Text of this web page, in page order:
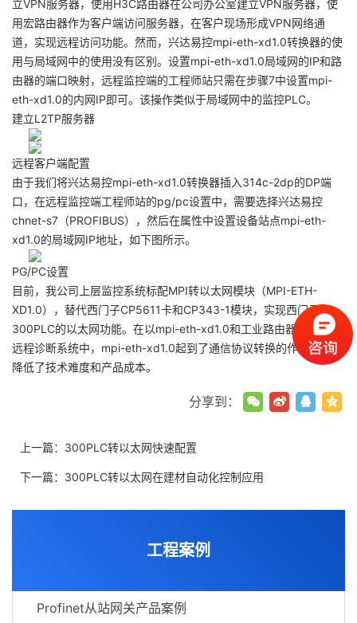
工程案例
Profinet从站网关产品案例
立VPN服务器，使用H3C路由器在公司办公室建立VPN服务器，使
用宏路由器作为客户端访问服务器，在客户现场形成VPN网络通
道，实现远程访问功能。然而，兴达易控mpi-eth-xd1.0转换器的使
用与局域网中的使用没有区别。设置mpi-eth-xd1.0局域网的IP和路
由器的端口映射，远程监控端的工程师站只需在步骤7中设置mpi-
eth-xd1.0的内网IP即可。该操作类似于局域网中的监控PLC。
建立L2TP服务器
远程客户端配置
由于我们将兴达易控mpi-eth-xd1.0转换器插入314c-2dp的DP端
口，在远程监控端工程师站的pg/pc设置中，需要选择兴达易控
chnet-s7（PROFIBUS），然后在属性中设置设备站点mpi-eth-
xd1.0的局域网IP地址，如下图所示。
PG/PC设置
目前，我公司上层监控系统标配MPI转以太网模块（MPI-ETH-
XD1.0），替代西门子CP5611卡和CP343-1模块，实现西门子S7-
300PLC的以太网功能。在以mpi-eth-xd1.0和工业路由器为核心的
远程诊断系统中，mpi-eth-xd1.0起到了通信协议转换的作用，大大
降低了技术难度和产品成本。
分享到：
上一篇： 300PLC转以太网快速配置
下一篇： 300PLC转以太网在建材自动化控制应用